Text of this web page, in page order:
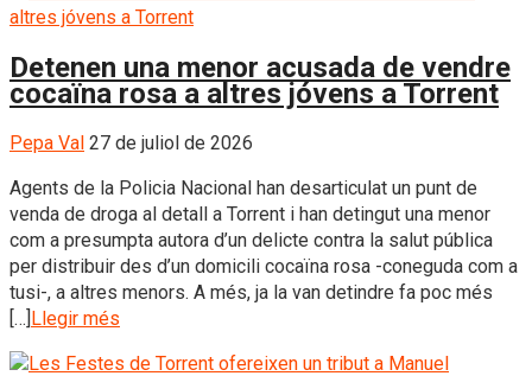
Detenen una menor acusada de vendre
cocaïna rosa a altres jóvens a Torrent
Pepa Val 27 de juliol de 2026
Agents de la Policia Nacional han desarticulat un punt de
venda de droga al detall a Torrent i han detingut una menor
com a presumpta autora d’un delicte contra la salut pública
per distribuir des d’un domicili cocaïna rosa -coneguda com a
tusi-, a altres menors. A més, ja la van detindre fa poc més
[…]Llegir més